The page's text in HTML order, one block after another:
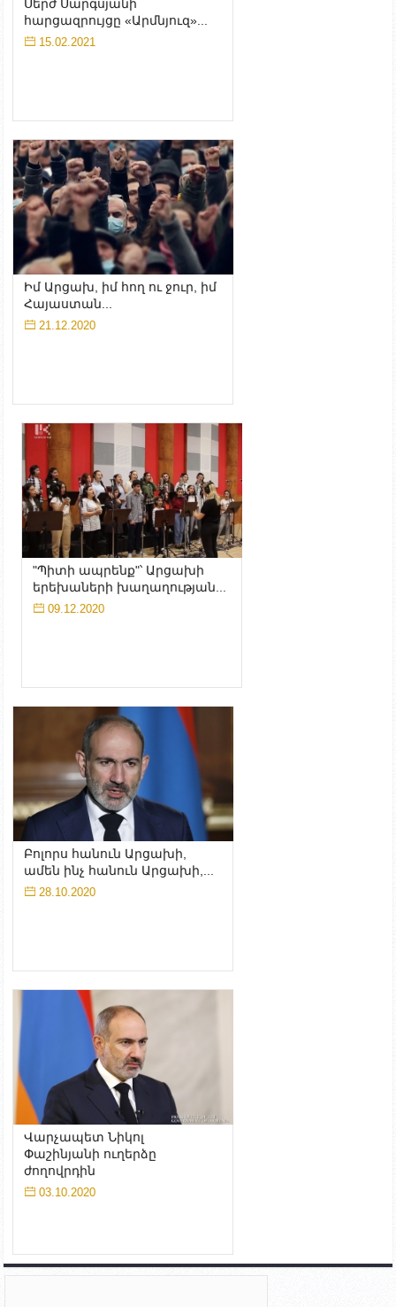
Սերժ Սարգսյանի
հարցազրույցը «Արմնյուզ»...
15.02.2021
Իմ Արցախ, իմ հող ու ջուր, իմ
Հայաստան...
21.12.2020
"Պիտի ապրենք"՝ Արցախի
երեխաների խաղաղության...
09.12.2020
Բոլորս հանուն Արցախի,
ամեն ինչ հանուն Արցախի,...
28.10.2020
Վարչապետ Նիկոլ
Փաշինյանի ուղերձը
ժողովրդին
03.10.2020